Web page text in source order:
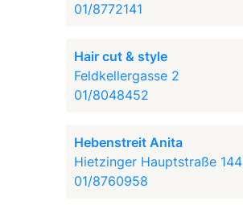
01/8772141
Hair cut & style
Feldkellergasse 2
01/8048452
Hebenstreit Anita
Hietzinger Hauptstraße 144
01/8760958